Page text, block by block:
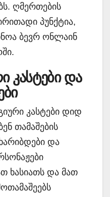
ღმერთების
პუნქტია,
ბევრ ონლაინ
და
კასტები დიდ
თამაშების
და
ხასიათს და მათ